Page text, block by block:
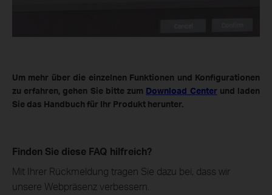
Um mehr über die einzelnen Funktionen und Konfigurationen
zu erfahren, gehen Sie bitte zum Download Center und laden
Sie das Handbuch für Ihr Produkt herunter.
Finden Sie diese FAQ hilfreich?
Mit Ihrer Rückmeldung tragen Sie dazu bei, dass wir
unsere Webpräsenz verbessern.